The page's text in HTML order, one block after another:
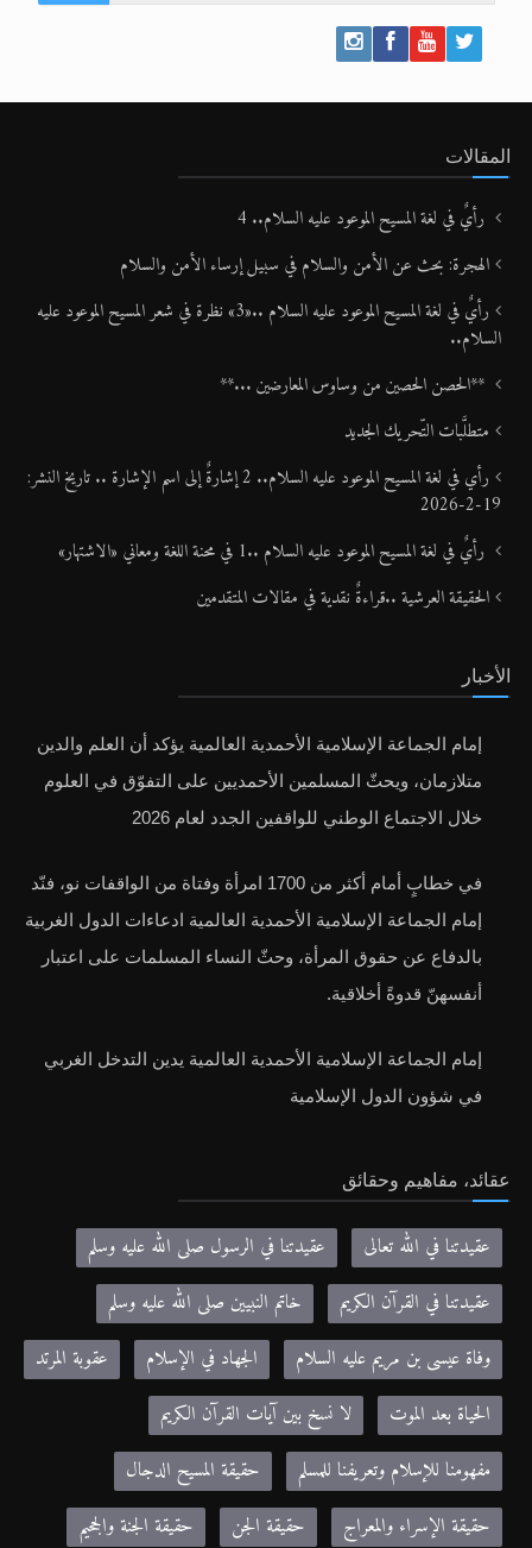
المقالات
رأيٌ في لغة المسيح الموعود عليه السلام.. 4
الهجرة: بحث عن الأمن والسلام في سبيل إرساء الأمن والسلام
رأيٌ في لغة المسيح الموعود عليه السلام ..«3» نظرة في شعر المسيح الموعود عليه
السلام..
**الحصن الحصين من وساوس المعارضين ...**
متطلَّبات التّحريك الجديد
رأي في لغة المسيح الموعود عليه السلام.. 2 إشارةٌ إلى اسم الإشارة .. تاريخ النشر:
19-2-2026
رأيٌ في لغة المسيح الموعود عليه السلام ..1 في محنة اللغة ومعاني «الاشتهار»
الحقيقة العرشية ..قراءةٌ نقدية في مقالات المتقدمين
الأخبار
إمام الجماعة الإسلامية الأحمدية العالمية يؤكد أن العلم والدين
متلازمان، ويحثّ المسلمين الأحمديين على التفوّق في العلوم
خلال الاجتماع الوطني للواقفين الجدد لعام 2026
في خطابٍ أمام أكثر من 1700 امرأة وفتاة من الواقفات نو، فنّد
إمام الجماعة الإسلامية الأحمدية العالمية ادعاءات الدول الغربية
بالدفاع عن حقوق المرأة، وحثّ النساء المسلمات على اعتبار
أنفسهنّ قدوةً أخلاقية.
إمام الجماعة الإسلامية الأحمدية العالمية يدين التدخل الغربي
في شؤون الدول الإسلامية
عقائد، مفاهيم وحقائق
عقيدتنا في الله تعالى
عقيدتنا في الرسول صلى الله عليه وسلم
عقيدتنا في القرآن الكريم
خاتم النبيين صلى الله عليه وسلم
وفاة عيسى بن مريم عليه السلام
الجهاد في الإسلام
عقوبة المرتد
الحياة بعد الموت
لا نسخ بين آيات القرآن الكريم
مفهومنا للإسلام وتعريفنا للمسلم
حقيقة المسيح الدجال
حقيقة الإسراء والمعراج
حقيقة الجن حقيقة الجنة والجحيم